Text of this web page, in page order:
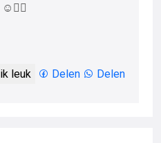
leuk Delen Delen